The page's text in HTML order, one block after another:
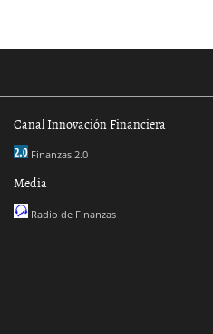
Canal Innovación Financiera
Finanzas 2.0
Media
Radio de Finanzas